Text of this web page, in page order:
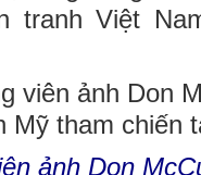
tranh Việt
ảnh Don